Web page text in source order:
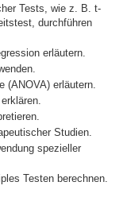
Tests, wie z. B. t-
durchführen
erläutern.
(ANOVA) erläutern.
Studien.
spezieller
Testen berechnen.